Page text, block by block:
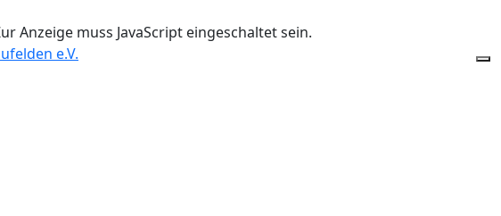
Anzeige muss JavaScript eingeschaltet sein.